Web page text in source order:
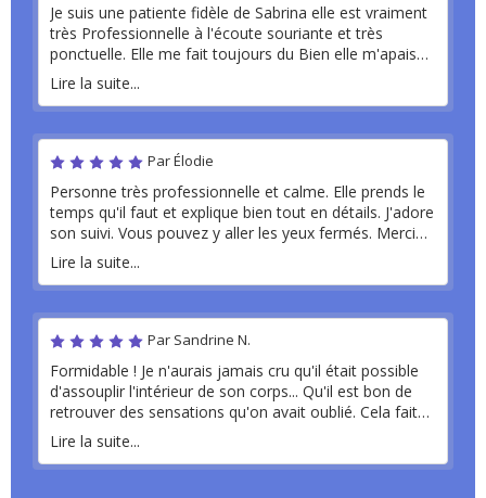
Je suis une patiente fidèle de Sabrina elle est vraiment
très Professionnelle à l'écoute souriante et très
ponctuelle. Elle me fait toujours du Bien elle m'apaise
avec son apparence ext ses pratiques et techniques
professionnelles. Elle fait preuve d'une patiente et elle
mon entourage proche : famille amies.... Je
recommande fortement cette praticienne. Vous
Sabrina ! Continuez je vous encourage .
Lire la suite...
Par Élodie
Personne très professionnelle et calme. Elle prends le
temps qu'il faut et explique bien tout en détails. J'adore
son suivi. Vous pouvez y aller les yeux fermés. Merci
pour votre travail.
Lire la suite...
Par Sandrine N.
Formidable ! Je n'aurais jamais cru qu'il était possible
d'assouplir l'intérieur de son corps... Qu'il est bon de
retrouver des sensations qu'on avait oublié. Cela fait
des années que j'avais le bas du dos engourdi avec la
sensation que la peau était collée. C'est comme si
Lire la suite...